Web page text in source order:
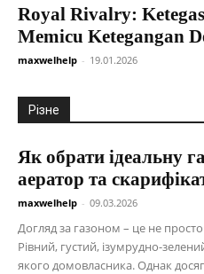
Royal Rivalry:
Memicu Ketegangan
maxwelhelp - 19.01.2026
Різне
Як обрати ідеальну
аератор та
maxwelhelp - 09.03.2026
Догляд за газоном – це не
Рівний, густий, ізумрудно-
якого домовласника. Однак